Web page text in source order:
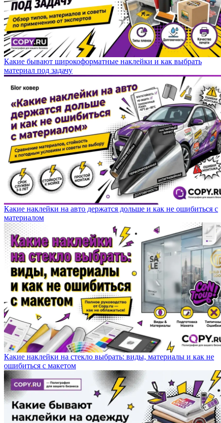
Какие бывают широкоформатные наклейки и как выбрать
материал под задачу
Какие наклейки на авто держатся дольше и как не ошибиться с
материалом
Какие наклейки на стекло выбрать: виды, материалы и как не
ошибиться с макетом